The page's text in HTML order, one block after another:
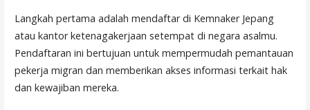
Langkah pertama adalah mendaftar di Kemnaker Jepang
atau kantor ketenagakerjaan setempat di negara asalmu.
Pendaftaran ini bertujuan untuk mempermudah pemantauan
pekerja migran dan memberikan akses informasi terkait hak
dan kewajiban mereka.